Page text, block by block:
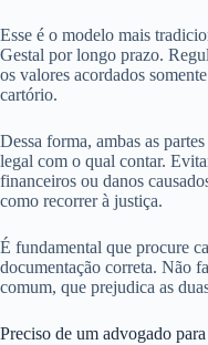
Esse é o modelo mais
Gestal por longo prazo.
os valores acordados
cartório.
Dessa forma, ambas as
legal com o qual contar.
financeiros ou danos
como recorrer à justiça.
É fundamental que procure
documentação correta. Não
comum, que prejudica as
Preciso de um advogado